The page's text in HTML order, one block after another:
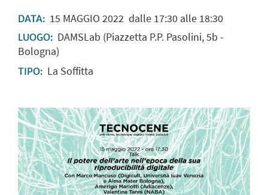
DATA: 15 MAGGIO 2022 dalle 17:30 alle 18:30
LUOGO: DAMSLab (Piazzetta P.P. Pasolini, 5b -
Bologna)
TIPO: La Soffitta